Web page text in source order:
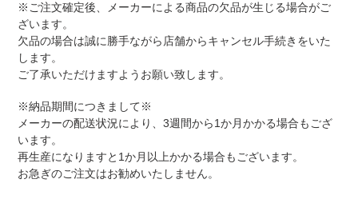
※ご注文確定後、メーカーによる商品の欠品が生じる場合がご
ざいます。
欠品の場合は誠に勝手ながら店舗からキャンセル手続きをいた
します。
ご了承いただけますようお願い致します。
※納品期間につきまして※
メーカーの配送状況により、3週間から1か月かかる場合もござ
います。
再生産になりますと1か月以上かかる場合もございます。
お急ぎのご注文はお勧めいたしません。